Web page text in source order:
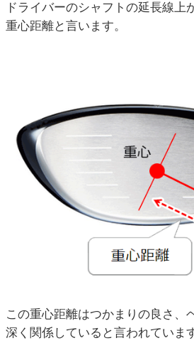
ドライバーのシャフトの延長線上
重心距離と言います。
この重心距離はつかまりの良さ、
深く関係していると言われていま